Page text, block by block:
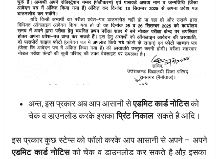
अन्त, इस प्रकार अब आप आसानी सेएडमिट कार्ड नोटिसको
चेक व डाउनलोड करके इसकाप्रिंट निकाल सकते है आदि।
इस प्रकार कुछ स्टेप्स को फॉलो करके आप आसानी से अपने – अपने
एडमिट कार्ड नोटिसको चेक व डाउनलोड कर सकते है औऱ इसका